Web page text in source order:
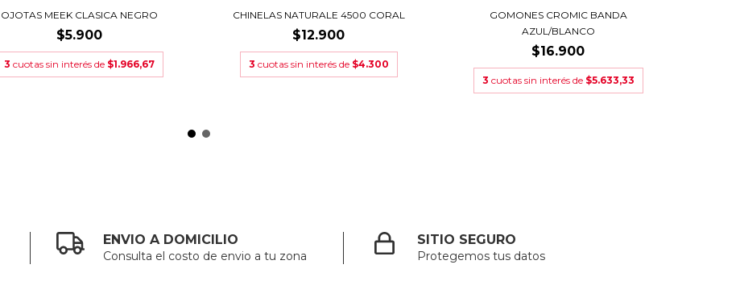
OJOTAS MEEK CLASICA NEGRO
$5.900
3 cuotas sin interés de $1.966,67
CHINELAS NATURALE 4500 CORAL
$12.900
3 cuotas sin interés de $4.300
GOMONES CROMIC BANDA
AZUL/BLANCO
$16.900
3 cuotas sin interés de $5.633,33
ENVIO A DOMICILIO
Consulta el costo de envio a tu zona
SITIO SEGURO
Protegemos tus datos